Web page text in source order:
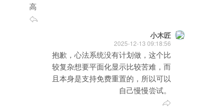
高
小木匠
2025-12-13 09:18:56
抱歉，心法系统没有计划做，这个比
较复杂想要平面化显示比较苦难，而
且本身是支持免费重置的，所以可以
自己慢慢尝试。